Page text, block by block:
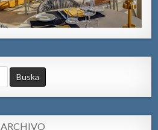
ARCHIVO